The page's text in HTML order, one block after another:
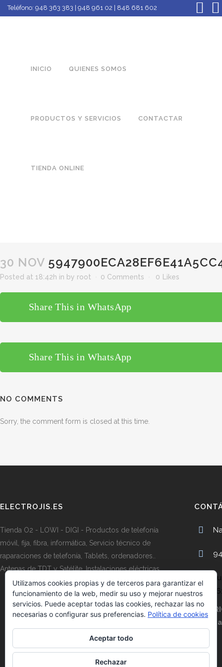
Teléfono: 948 363 383 | 948 961 02 | 848 681 602
INICIO QUIENES SOMOS
PRODUCTOS Y SERVICIOS CONTACTAR
TIENDA ONLINE
30 NOV
Posted at 18:42h in by root 0 Comments 0 Likes
Share This in WhatsApp
Share This in WhatsApp
NO COMMENTS
Sorry, the comment form is closed at this time.
ELECTROJIS.ES
Tienda O2 - LOWI - DIGI - Productos de telefonía
móvil, fija, fibra, informática, Servicio técnico de
raparaciones de telefonía, Tablets, ordenadores..
Antenas de TDT y Satélite, Instalaciones eléctricas.
Lunes
Utilizamos cookies propias y de terceros para garantizar el
funcionamiento de la web, medir su uso y mejorar nuestros
servicios. Puede aceptar todas las cookies, rechazar las no
necesarias o configurar sus preferencias. Política de cookies
Aceptar todo
Rechazar